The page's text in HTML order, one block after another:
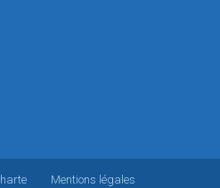
Mentions légales